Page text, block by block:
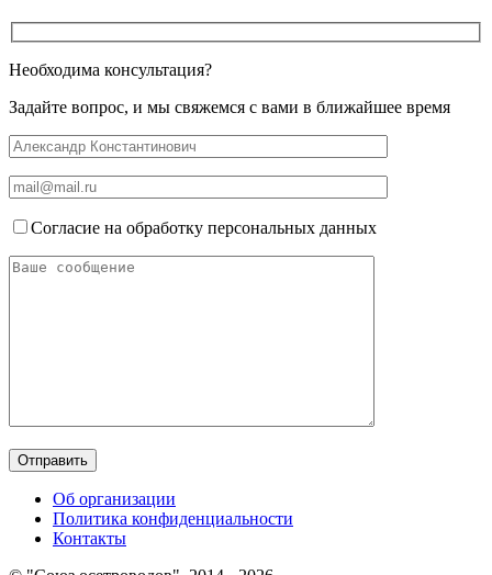
Необходима консультация?
Задайте вопрос, и мы свяжемся с вами в ближайшее время
Согласие на обработку персональных данных
Об организации
Политика конфиденциальности
Контакты